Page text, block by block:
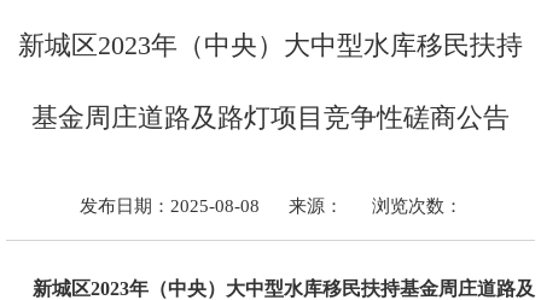
新城区2023年（中央）大中型水库移民扶持
基金周庄道路及路灯项目竞争性磋商公告
发布日期：2025-08-08 来源： 浏览次数：
新城区2023年（中央）大中型水库移民扶持基金周庄道路及